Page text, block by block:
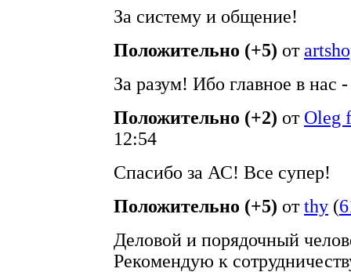
За систему и общение!
Положительно (+5) от
За разум! Ибо главное в нас
Положительно (+2) от Oleg
12:54
Спасибо за АС! Все супер!
Положительно (+5) отthy (
Деловой и порядочный
Рекомендую к